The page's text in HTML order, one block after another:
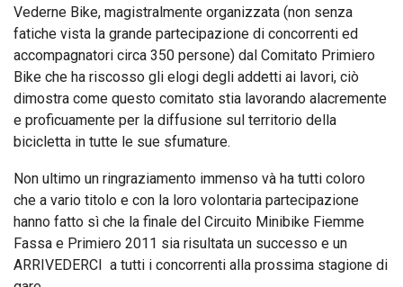
Vederne Bike, magistralmente organizzata (non senza
fatiche vista la grande partecipazione di concorrenti ed
accompagnatori circa 350 persone) dal Comitato Primiero
Bike che ha riscosso gli elogi degli addetti ai lavori, ciò
dimostra come questo comitato stia lavorando alacremente
e proficuamente per la diffusione sul territorio della
bicicletta in tutte le sue sfumature.
Non ultimo un ringraziamento immenso và ha tutti coloro
che a vario titolo e con la loro volontaria partecipazione
hanno fatto sì che la finale del Circuito Minibike Fiemme
Fassa e Primiero 2011 sia risultata un successo e un
ARRIVEDERCI a tutti i concorrenti alla prossima stagione di